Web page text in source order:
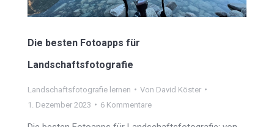
Die besten Fotoapps für
Landschaftsfotografie
Landschaftsfotografie lernen Von David Köster
1. Dezember 2023
6 Kommentare